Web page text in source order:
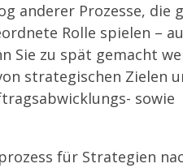
anderer Prozesse, die
Rolle spielen –
Sie zu spät gemacht
strategischen Zielen
sowie
für Strategien